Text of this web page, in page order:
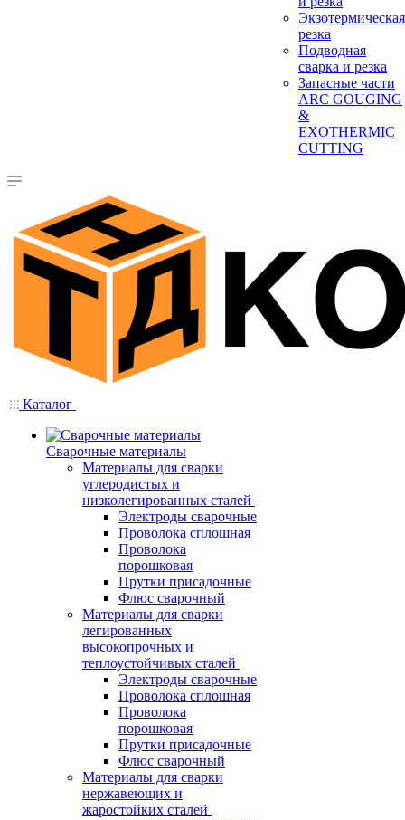
Экзотермическая
резка
Подводная
сварка и резка
Запасные части
ARC GOUGING
&
EXOTHERMIC
CUTTING
Каталог
Сварочные материалы
Материалы для сварки
углеродистых и
низколегированных сталей
Электроды сварочные
Проволока сплошная
Проволока
порошковая
Прутки присадочные
Флюс сварочный
Материалы для сварки
легированных
высокопрочных и
теплоустойчивых сталей
Электроды сварочные
Проволока сплошная
Проволока
порошковая
Прутки присадочные
Флюс сварочный
Материалы для сварки
нержавеющих и
жаростойких сталей